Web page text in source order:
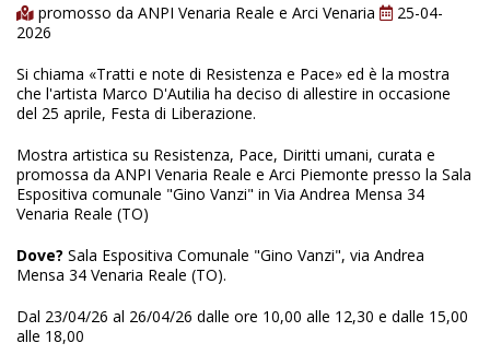
promosso da ANPI Venaria Reale e Arci Venaria
25-04-
2026
Si chiama «Tratti e note di Resistenza e Pace» ed è la mostra
che l'artista Marco D'Autilia ha deciso di allestire in occasione
del 25 aprile, Festa di Liberazione.
Mostra artistica su Resistenza, Pace, Diritti umani, curata e
promossa da ANPI Venaria Reale e Arci Piemonte presso la Sala
Espositiva comunale "Gino Vanzi" in Via Andrea Mensa 34
Venaria Reale (TO)
Dove? Sala Espositiva Comunale "Gino Vanzi", via Andrea
Mensa 34 Venaria Reale (TO).
Dal 23/04/26 al 26/04/26 dalle ore 10,00 alle 12,30 e dalle 15,00
alle 18,00